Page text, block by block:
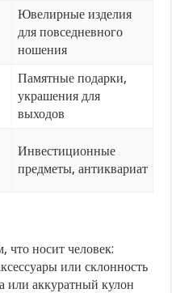
Ювелирные изделия
для повседневного
ношения
Памятные подарки,
украшения для
выходов
Инвестиционные
предметы, антиквариат
что носит человек:
или склонность
или аккуратный кулон